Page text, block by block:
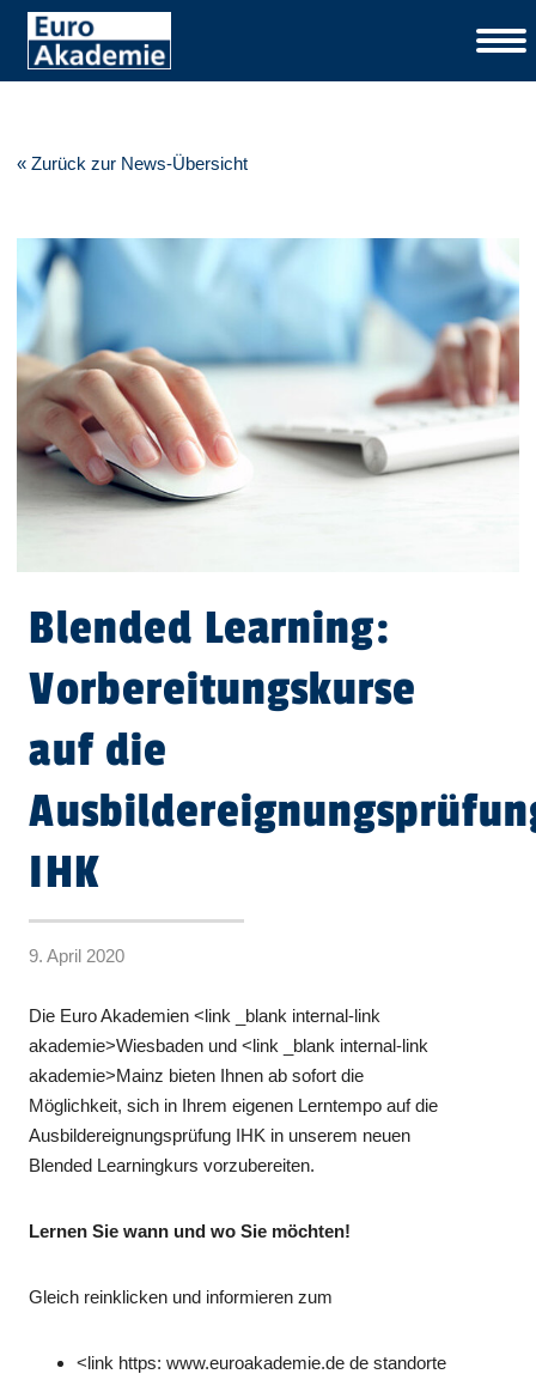
« Zurück zur News-Übersicht
Blended Learning:
Vorbereitungskurse
auf die
IHK
9. April 2020
Die Euro Akademien <link _blank internal-link
akademie>Wiesbaden und <link _blank internal-link
akademie>Mainz bieten Ihnen ab sofort die
Möglichkeit, sich in Ihrem eigenen Lerntempo auf die
Ausbildereignungsprüfung IHK in unserem neuen
Blended Learningkurs vorzubereiten.
Lernen Sie wann und wo Sie möchten!
Gleich reinklicken und informieren zum
<link https: www.euroakademie.de de standorte